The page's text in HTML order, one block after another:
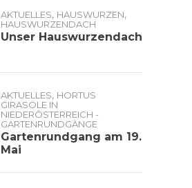
AKTUELLES, HAUSWURZEN,
HAUSWURZENDACH
Unser Hauswurzendach
AKTUELLES, HORTUS
GIRASOLE IN
NIEDERÖSTERREICH -
GARTENRUNDGÄNGE
Gartenrundgang am 19.
Mai